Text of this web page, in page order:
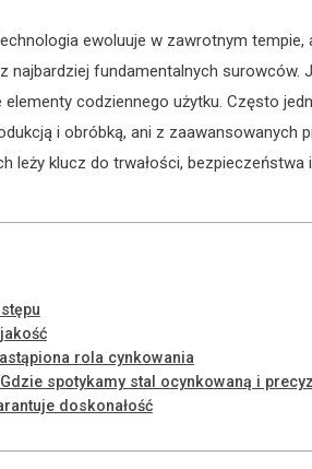
ewoluuje w zawrotnym tempie,
najbardziej fundamentalnych
codziennego użytku. Często
i obróbką, ani z zaawansowanych
leży klucz do trwałości,
rola cynkowania
spotykamy stal ocynkowaną i
doskonałość